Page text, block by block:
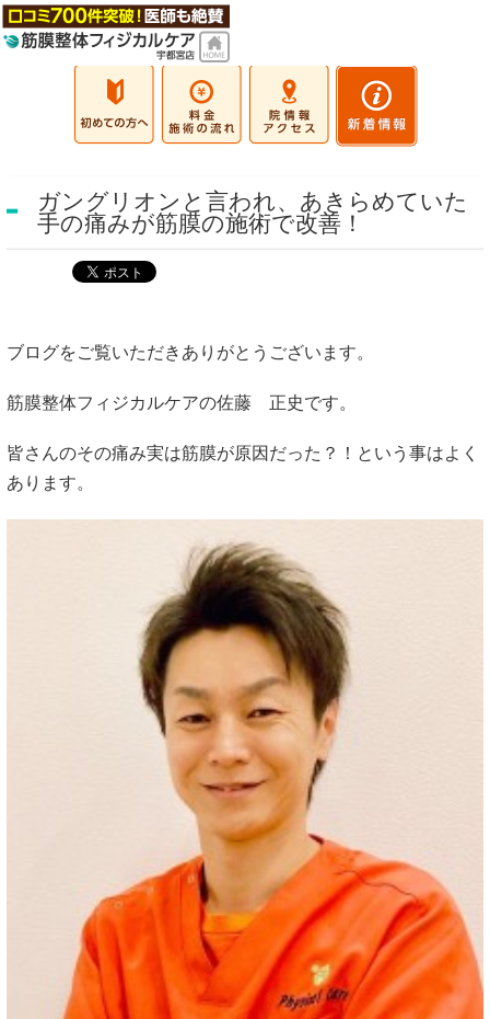
ガングリオンと言われ、あきらめていた
手の痛みが筋膜の施術で改善！
ブログをご覧いただきありがとうございます。
筋膜整体フィジカルケアの佐藤 正史です。
皆さんのその痛み実は筋膜が原因だった？！という事はよく
あります。